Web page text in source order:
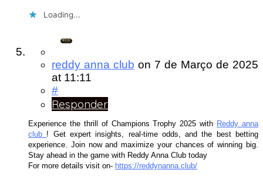
Loading...
reddy anna club on 7 de Março de 2025
at 11:11
#
Responder
Experience the thrill of Champions Trophy 2025 with Reddy anna
club ! Get expert insights, real-time odds, and the best betting
experience. Join now and maximize your chances of winning big.
Stay ahead in the game with Reddy Anna Club today
For more details visit on- https://reddynanna.club/